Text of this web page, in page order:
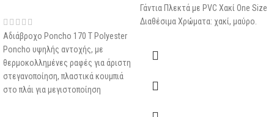
Αδιάβροχο Poncho 170 T Polyester
Poncho υψηλής αντοχής, με
θερμοκολλημένες ραφές για άριστη
στεγανοποίηση, πλαστικά κουμπιά
στο πλάι για μεγιστοποίηση
Γάντια Πλεκτά με PVC Χακί One Size
Διαθέσιμα Χρώματα: χακί, μαύρο.